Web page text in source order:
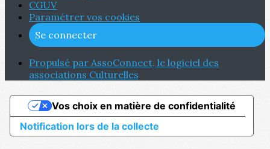
CGUV
Paramétrer vos cookies
Se connecter
Propulsé par AssoConnect, le logiciel des
associations Culturelles
Notification lors de la collecte
Vos choix en matière de confidentialité